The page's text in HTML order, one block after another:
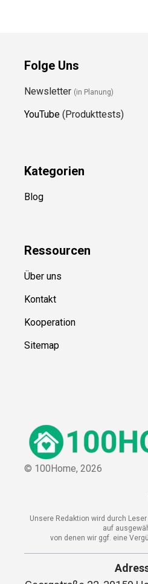
Folge Uns
Newsletter (in Planung)
YouTube (Produkttests)
Kategorien
Blog
Ressourcen
Über uns
Kontakt
Kooperation
Sitemap
© 100Home, 2026
Unsere Redaktion wird durch
auf
von denen wir ggf. eine